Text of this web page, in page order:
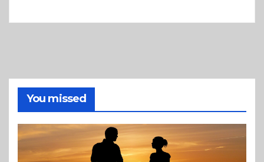
richtige
Entscheidung
You missed